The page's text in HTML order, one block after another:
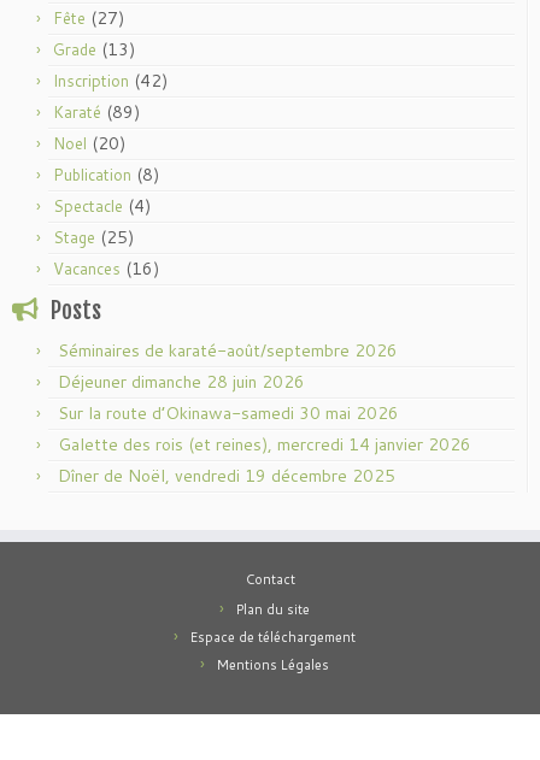
Fête (27)
Grade (13)
Inscription (42)
Karaté (89)
Noel (20)
Publication (8)
Spectacle (4)
Stage (25)
Vacances (16)
Posts
Séminaires de karaté-août/septembre 2026
Déjeuner dimanche 28 juin 2026
Sur la route d’Okinawa-samedi 30 mai 2026
Galette des rois (et reines), mercredi 14 janvier 2026
Dîner de Noël, vendredi 19 décembre 2025
Contact
Plan du site
Espace de téléchargement
Mentions Légales